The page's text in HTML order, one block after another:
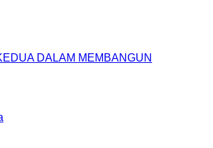
DALAM MEMBANGUN